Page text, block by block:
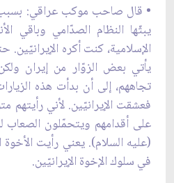
• قال صاحب موكب عراقي: بسبب
يبثّها النظام الصدّامي وباقي
الإسلامية، كنت أكره
يأتي بعض الزوّار من إيران
تجاههم، إلى أن بدأت هذه
فعشقت الإيرانيّين. لأني
على أقدامهم ويتحمّلون الصعاب
(عليه السلام). يعني رأيت
في سلوك الإخوة الإيرانيّين.